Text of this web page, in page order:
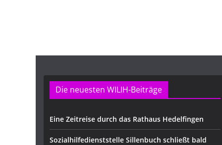
Die neuesten WILIH-Beiträge
Eine Zeitreise durch das Rathaus Hedelfingen
Sozialhilfedienststelle Sillenbuch schließt bald